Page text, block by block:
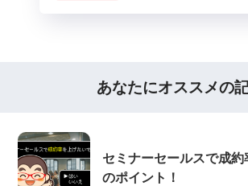
あなたにオススメの
セミナーセールスで成
のポイント！